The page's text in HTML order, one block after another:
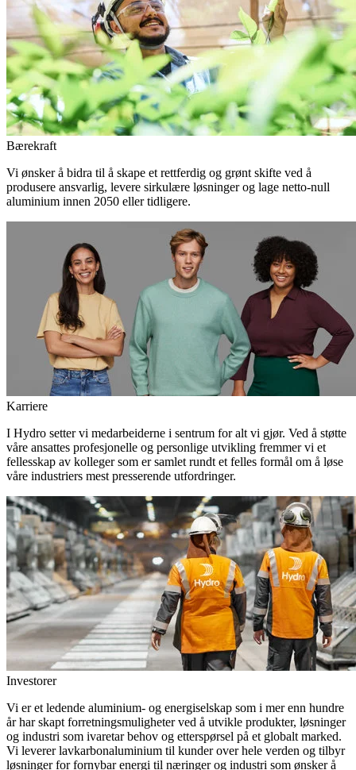
Bærekraft
Vi ønsker å bidra til å skape et rettferdig og grønt skifte ved å
produsere ansvarlig, levere sirkulære løsninger og lage netto-null
aluminium innen 2050 eller tidligere.
Karriere
I Hydro setter vi medarbeiderne i sentrum for alt vi gjør. Ved å støtte
våre ansattes profesjonelle og personlige utvikling fremmer vi et
fellesskap av kolleger som er samlet rundt et felles formål om å løse
våre industriers mest presserende utfordringer.
Investorer
Vi er et ledende aluminium- og energiselskap som i mer enn hundre
år har skapt forretningsmuligheter ved å utvikle produkter, løsninger
og industri som ivaretar behov og etterspørsel på et globalt marked.
Vi leverer lavkarbonaluminium til kunder over hele verden og tilbyr
løsninger for fornybar energi til næringer og industri som ønsker å